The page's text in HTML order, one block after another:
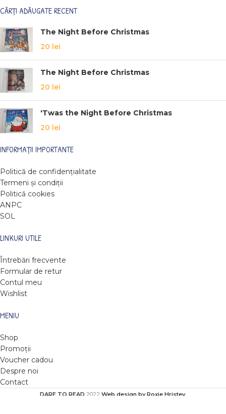
CĂRȚI ADĂUGATE RECENT
The Night Before Christmas
20 lei
The Night Before Christmas
20 lei
'Twas the Night Before Christmas
20 lei
INFORMAȚII IMPORTANTE
Politică de confidențialitate
Termeni și condiții
Politică cookies
ANPC
SOL
LINKURI UTILE
Întrebări frecvente
Formular de retur
Contul meu
Wishlist
MENIU
Shop
Promoții
Voucher cadou
Despre noi
Contact
DARE TO READ 2022 Web design by Roxie Hristev.